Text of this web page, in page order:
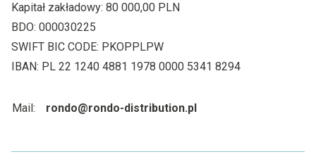
Kapitał zakładowy: 80 000,00 PLN
BDO: 000030225
SWIFT BIC CODE: PKOPPLPW
IBAN: PL 22 1240 4881 1978 0000 5341 8294
Mail: rondo@rondo-distribution.pl